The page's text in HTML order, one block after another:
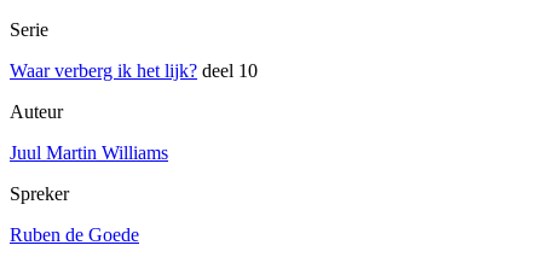
Serie
Waar verberg ik het lijk? deel 10
Auteur
Juul Martin Williams
Spreker
Ruben de Goede